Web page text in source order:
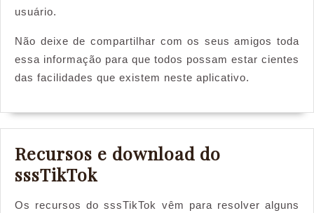
usuário.
Não deixe de compartilhar com os seus amigos toda
essa informação para que todos possam estar cientes
das facilidades que existem neste aplicativo.
Recursos e download do
sssTikTokRecursos
Os recursos do sssTikTok vêm para resolver alguns